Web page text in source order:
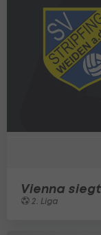
Vienna
2. Liga